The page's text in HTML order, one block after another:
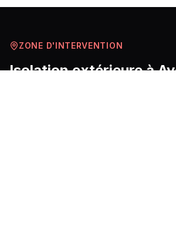
ZONE D'INTERVENTION
Isolation extérieureà